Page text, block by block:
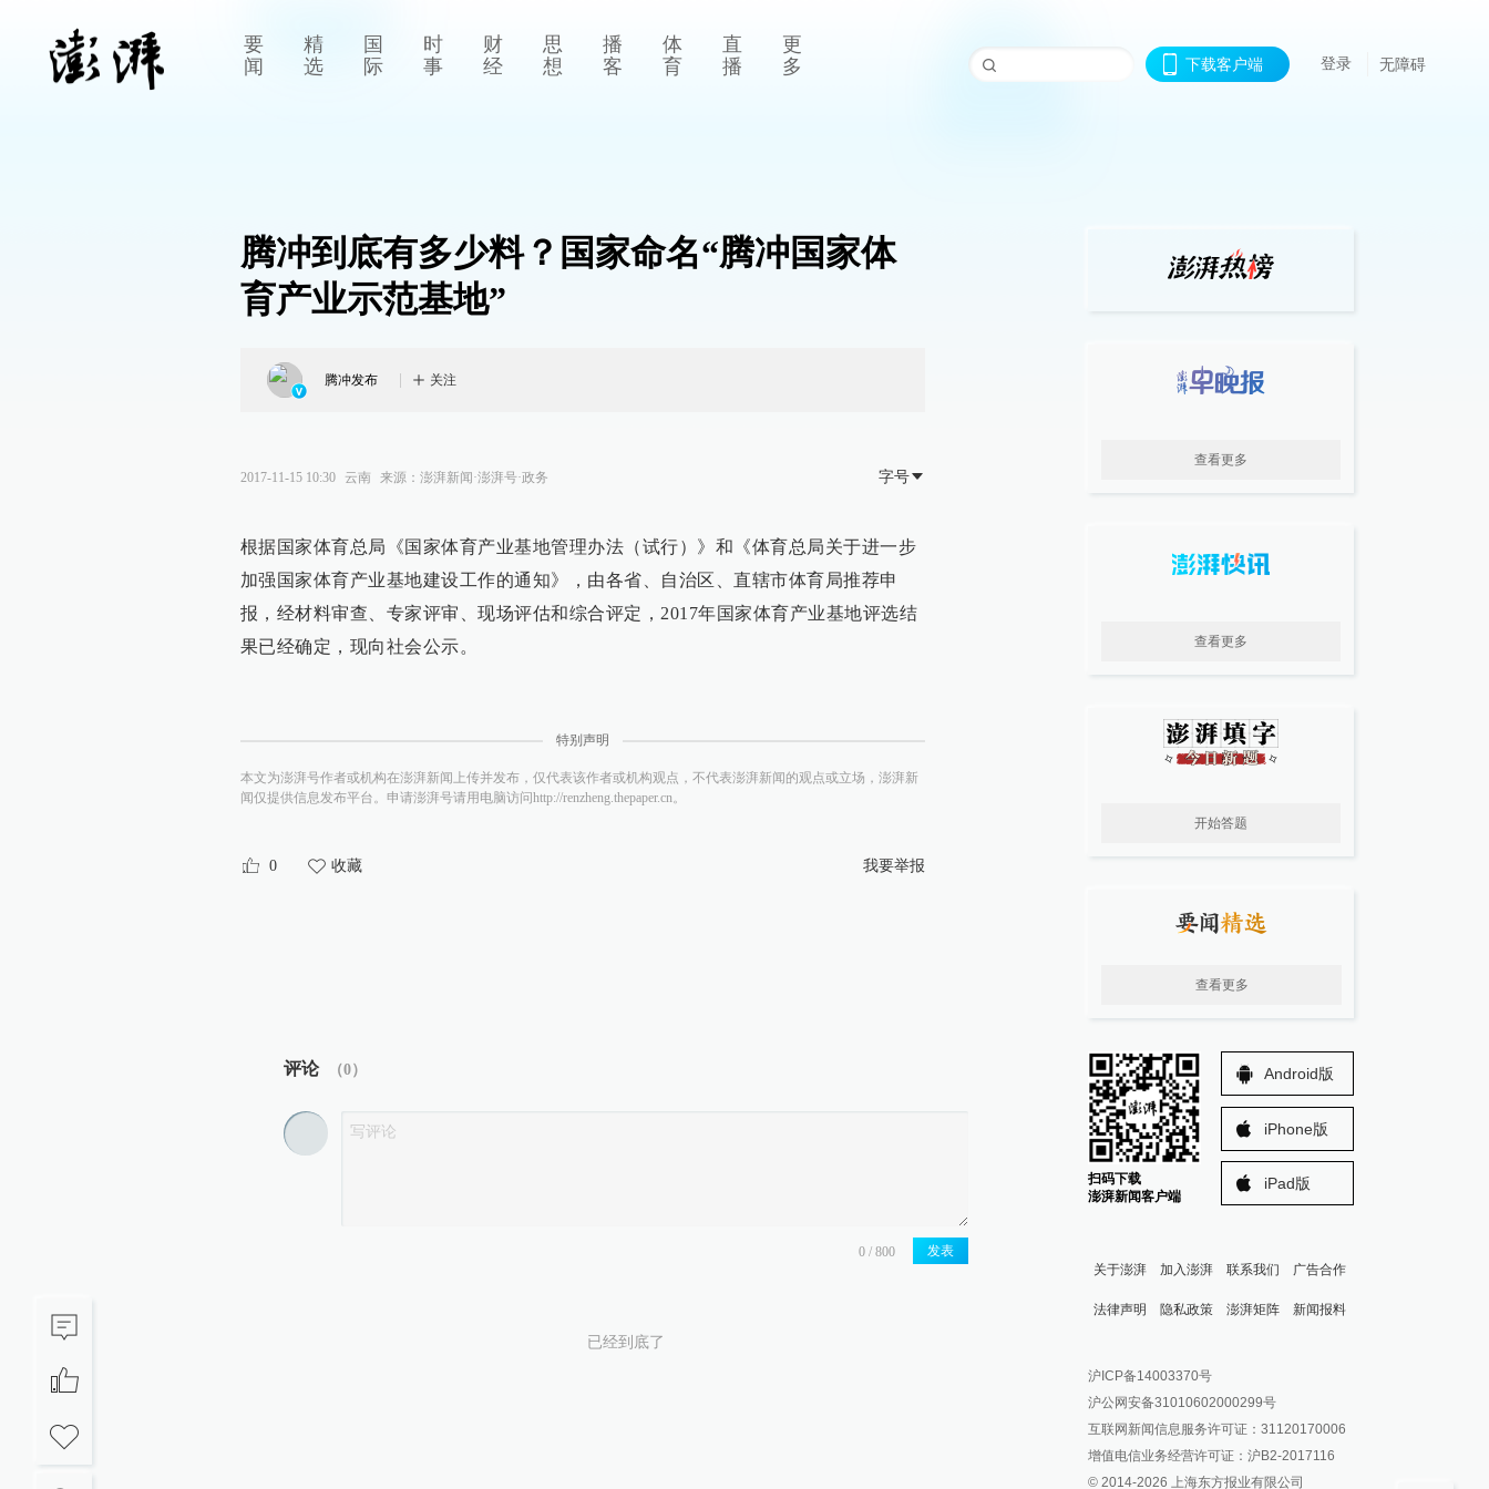
要
闻
精
选
国
际
时
事
财
经
思
想
播
客
体
育
直
播
更
多
下载客户端 登录 无障碍
腾冲到底有多少料？国家命名“腾冲国家体
育产业示范基地”
腾冲发布 关注
2017-11-15 10:30 云南 来源： 澎湃新闻·澎湃号·政务 字号
根据国家体育总局《国家体育产业基地管理办法（试行）》和《体育总局关于进一步
加强国家体育产业基地建设工作的通知》，由各省、自治区、直辖市体育局推荐申
报，经材料审查、专家评审、现场评估和综合评定，2017年国家体育产业基地评选结
果已经确定，现向社会公示。
特别声明
本文为澎湃号作者或机构在澎湃新闻上传并发布，仅代表该作者或机构观点，不代表澎湃新闻的观点或立场，澎湃新
闻仅提供信息发布平台。申请澎湃号请用电脑访问http://renzheng.thepaper.cn。
0 收藏 我要举报
评论 （0）
发表
已经到底了
查看更多
查看更多
开始答题
查看更多
扫码下载
澎湃新闻客户端
Android版
iPhone版
iPad版
关于澎湃 加入澎湃 联系我们 广告合作
法律声明 隐私政策 澎湃矩阵
澎湃新闻公众号
澎湃新闻抖音号
派生万物开放平台
IP SHANGHAI
新闻报料
报料邮箱: news@thepaper.cn
沪ICP备14003370号
沪公网安备31010602000299号
互联网新闻信息服务许可证：31120170006
增值电信业务经营许可证：沪B2-2017116
© 2014-2026 上海东方报业有限公司